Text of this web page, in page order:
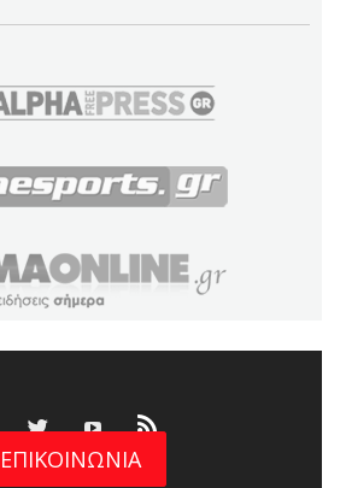
ΕΠΙΚΟΙΝΩΝΙΑ